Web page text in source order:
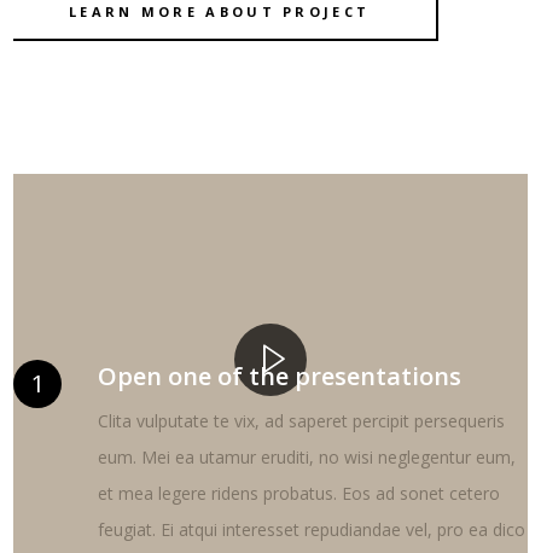
LEARN MORE ABOUT PROJECT
1 Open one of the presentations
Clita vulputate te vix, ad saperet percipit persequeris
eum. Mei ea utamur eruditi, no wisi neglegentur eum,
et mea legere ridens probatus. Eos ad sonet cetero
feugiat. Ei atqui interesset repudiandae vel, pro ea dico